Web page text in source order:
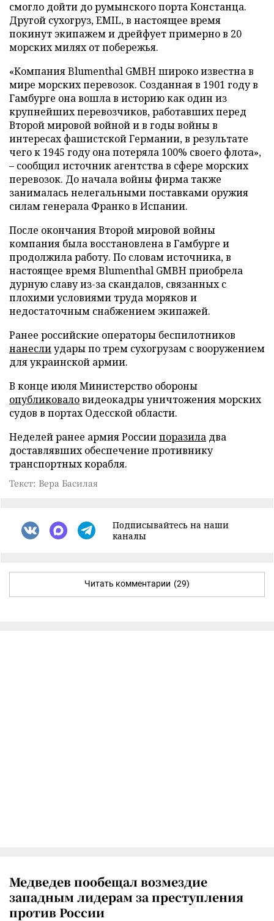
смогло дойти до румынского порта Констанца.
Другой сухогруз, EMIL, в настоящее время
покинут экипажем и дрейфует примерно в 20
морских милях от побережья.
«Компания Blumenthal GMBH широко известна в
мире морских перевозок. Созданная в 1901 году в
Гамбурге она вошла в историю как один из
крупнейших перевозчиков, работавших перед
Второй мировой войной и в годы войны в
интересах фашистской Германии, в результате
чего к 1945 году она потеряла 100% своего флота»,
– сообщил источник агентства в сфере морских
перевозок. До начала войны фирма также
занималась нелегальными поставками оружия
силам генерала Франко в Испании.
После окончания Второй мировой войны
компания была восстановлена в Гамбурге и
продолжила работу. По словам источника, в
настоящее время Blumenthal GMBH приобрела
дурную славу из-за скандалов, связанных с
плохими условиями труда моряков и
недостаточным снабжением экипажей.
Ранее российские операторы беспилотников
нанеслиудары по трем сухогрузам с вооружением
для украинской армии.
В конце июля Министерство обороны
опубликоваловидеокадры уничтожения морских
судов в портах Одесской области.
Неделей ранее армия Россиипоразила два
доставлявших обеспечение противнику
транспортных корабля.
Текст: Вера Басилая
Подписывайтесь на наши
каналы
Читать комментарии (29)
Медведев пообещал возмездие
западным лидерам за преступления
против России